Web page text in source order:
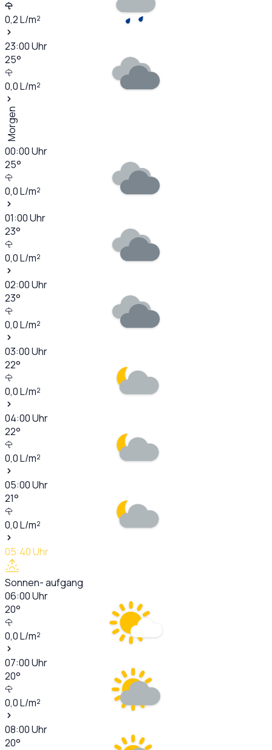
0,2L/m²
23:00Uhr
25°
0,0L/m²
Morgen
00:00Uhr
25°
0,0L/m²
01:00Uhr
23°
0,0L/m²
02:00Uhr
23°
0,0L/m²
03:00Uhr
22°
0,0L/m²
04:00Uhr
22°
0,0L/m²
05:00Uhr
21°
0,0L/m²
05:40Uhr
Sonnen- aufgang
06:00Uhr
20°
0,0L/m²
07:00Uhr
20°
0,0L/m²
08:00Uhr
20°